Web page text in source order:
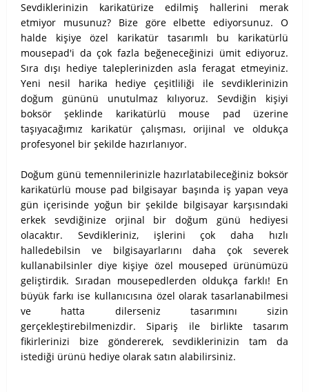
Sevdiklerinizin karikatürize edilmiş hallerini merak
etmiyor musunuz? Bize göre elbette ediyorsunuz. O
halde kişiye özel karikatür tasarımlı bu karikatürlü
mousepad'i da çok fazla beğeneceğinizi ümit ediyoruz.
Sıra dışı hediye taleplerinizden asla feragat etmeyiniz.
Yeni nesil harika hediye çeşitliliği ile sevdiklerinizin
doğum gününü unutulmaz kılıyoruz. Sevdiğin kişiyi
boksör şeklinde karikatürlü mouse pad üzerine
taşıyacağımız karikatür çalışması, orijinal ve oldukça
profesyonel bir şekilde hazırlanıyor.
Doğum günü temennilerinizle hazırlatabileceğiniz boksör
karikatürlü mouse pad bilgisayar başında iş yapan veya
gün içerisinde yoğun bir şekilde bilgisayar karşısındaki
erkek sevdiğinize orjinal bir doğum günü hediyesi
olacaktır. Sevdikleriniz, işlerini çok daha hızlı
halledebilsin ve bilgisayarlarını daha çok severek
kullanabilsinler diye kişiye özel mouseped ürünümüzü
geliştirdik. Sıradan mousepedlerden oldukça farklı! En
büyük farkı ise kullanıcısına özel olarak tasarlanabilmesi
ve hatta dilerseniz tasarımını sizin
gerçekleştirebilmenizdir. Sipariş ile birlikte tasarım
fikirlerinizi bize göndererek, sevdiklerinizin tam da
istediği ürünü hediye olarak satın alabilirsiniz.